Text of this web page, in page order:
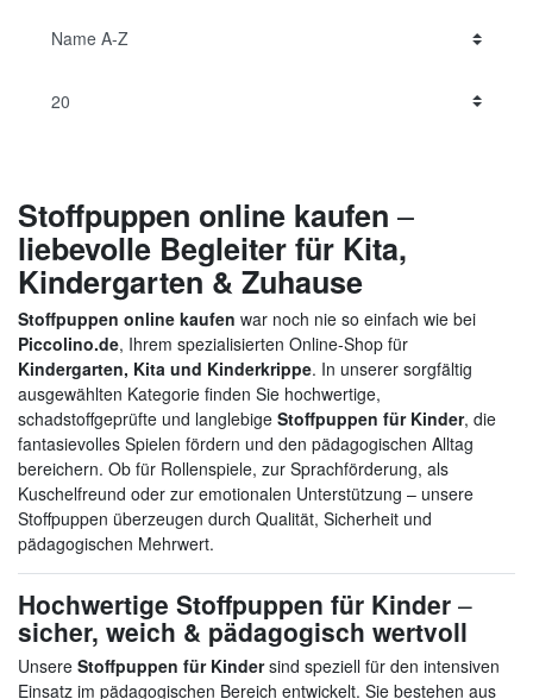
Stoffpuppen online kaufen –
liebevolle Begleiter für Kita,
Kindergarten & Zuhause
Stoffpuppen online kaufen war noch nie so einfach wie bei
Piccolino.de, Ihrem spezialisierten Online-Shop für
Kindergarten, Kita und Kinderkrippe. In unserer sorgfältig
ausgewählten Kategorie finden Sie hochwertige,
schadstoffgeprüfte und langlebige Stoffpuppen für Kinder, die
fantasievolles Spielen fördern und den pädagogischen Alltag
bereichern. Ob für Rollenspiele, zur Sprachförderung, als
Kuschelfreund oder zur emotionalen Unterstützung – unsere
Stoffpuppen überzeugen durch Qualität, Sicherheit und
pädagogischen Mehrwert.
Hochwertige Stoffpuppen für Kinder –
sicher, weich & pädagogisch wertvoll
Unsere Stoffpuppen für Kindersind speziell für den intensiven
Einsatz im pädagogischen Bereich entwickelt. Sie bestehen aus